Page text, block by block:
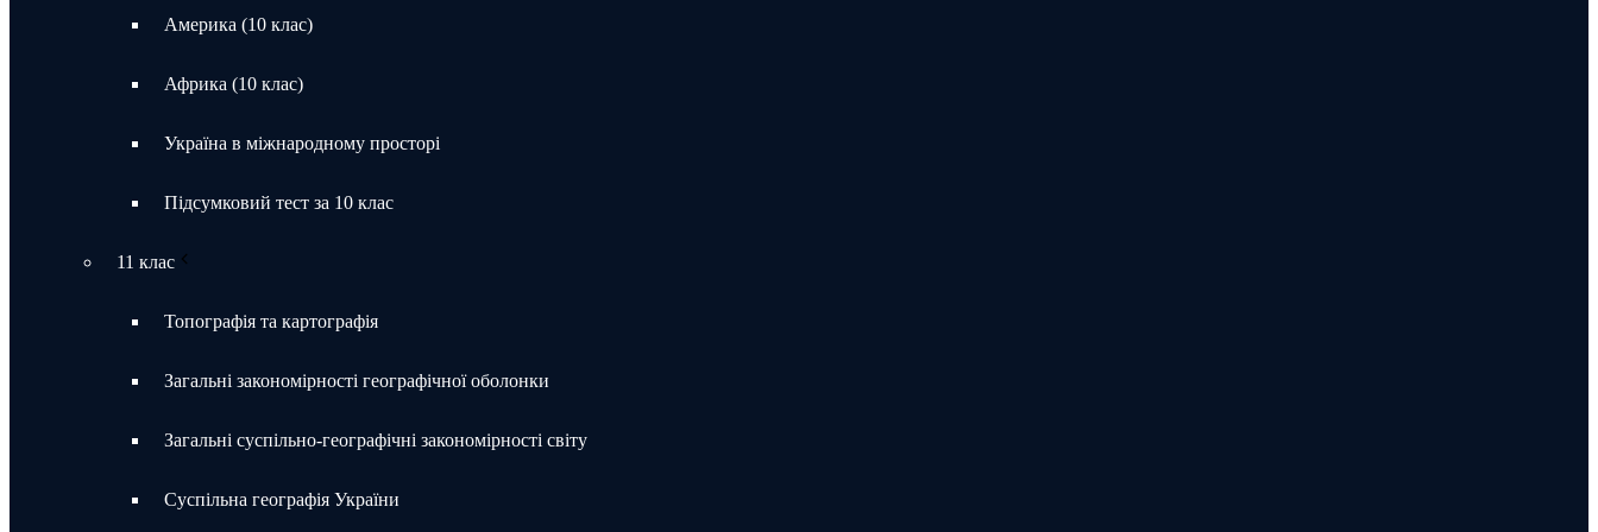
Америка (10 клас)
Африка (10 клас)
Україна в міжнародному просторі
Підсумковий тест за 10 клас
11 клас
Топографія та картографія
Загальні закономірності географічної оболонки
Загальні суспільно-географічні закономірності світу
Суспільна географія України